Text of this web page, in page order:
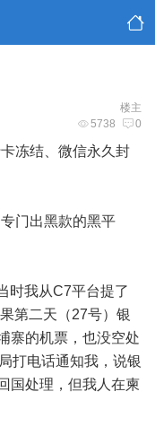
楼主
5738 0
冻结、微信永久封
门出黑款的黑平
时我从C7平台提了
第二天（27号）银
寨的机票，也没空处
打电话通知我，说银
国处理，但我人在柬